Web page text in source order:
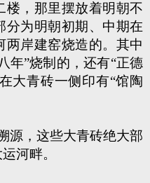
楼，那里摆放着明朝不
分为明朝初期、中期在
两岸建窑烧造的。其中
年”烧制的，还有“正德
大青砖一侧印有“馆陶
源，这些大青砖绝大部
河畔。